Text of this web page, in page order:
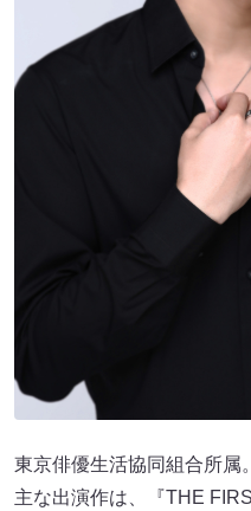
東京俳優生活協同組合所属。
主な出演作は、『THE